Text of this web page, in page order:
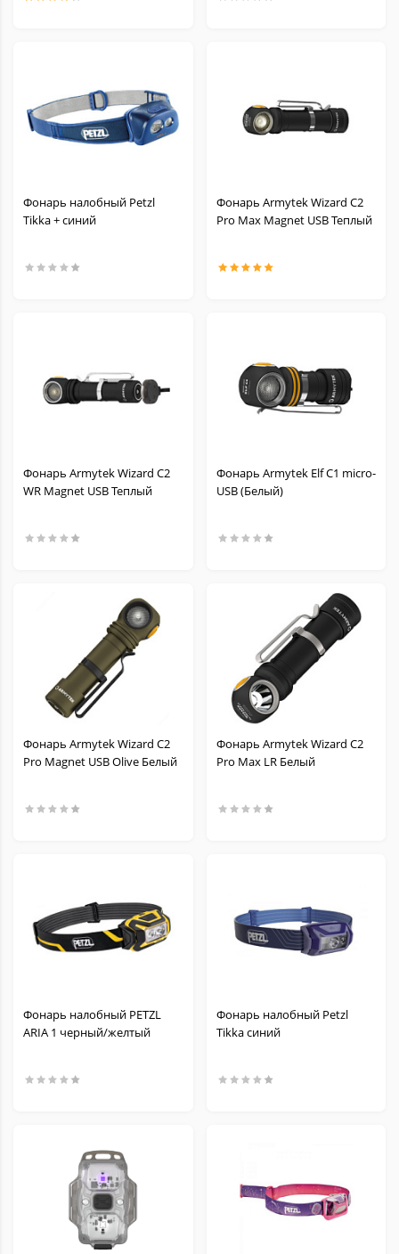
Фонарь налобный Petzl
Tikka + синий
Фонарь Armytek Wizard C2
Pro Max Magnet USB Теплый
Фонарь Armytek Wizard C2
WR Magnet USB Теплый
Фонарь Armytek Elf C1 micro-
USB (Белый)
Фонарь Armytek Wizard C2
Pro Magnet USB Olive Белый
Фонарь Armytek Wizard C2
Pro Max LR Белый
Фонарь налобный PETZL
ARIA 1 черный/желтый
Фонарь налобный Petzl
Tikka синий